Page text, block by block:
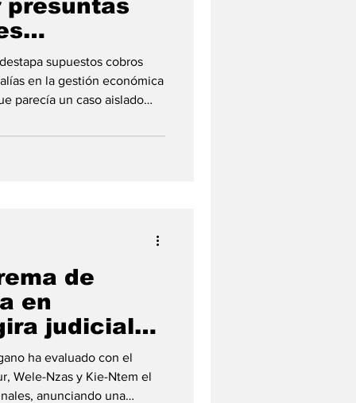
presuntas
supuestos cobros
en la gestión económica
parecía un caso aislado
Justicia. A través de un
de X, el
de
en
judicial
de
ha evaluado con el
Wele-Nzas y Kie-Ntem el
anunciando una